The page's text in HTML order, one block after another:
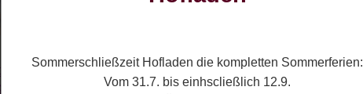
Sommerschließzeit Hofladen die kompletten Sommerferien:
Vom 31.7. bis einhscließlich 12.9.